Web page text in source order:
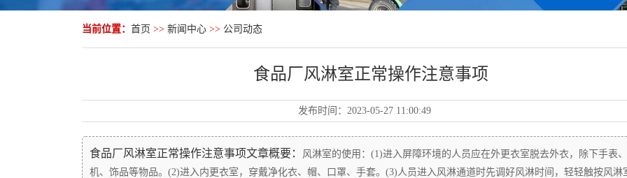
当前位置： 首页 >> 新闻中心 >> 公司动态
食品厂风淋室正常操作注意事项
发布时间： 2023-05-27 11:00:49
食品厂风淋室正常操作注意事项文章概要：
风淋室的使用：(1)进入屏障环境的人员应在外更衣室脱去外衣，除下手表
机、饰品等物品。(2)进入内更衣室，穿戴净化衣、帽、口罩、手套。(3)人员进入风淋通道时先调好风淋时间，轻轻触按风淋